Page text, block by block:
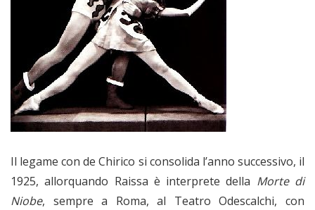
Il legame con de Chirico si consolida l’anno successivo, il
1925, allorquando Raissa è interprete della Morte di
Niobe, sempre a Roma, al Teatro Odescalchi, con